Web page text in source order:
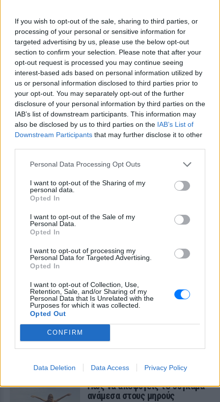
If you wish to opt-out of the sale, sharing to third parties, or
processing of your personal or sensitive information for
targeted advertising by us, please use the below opt-out
section to confirm your selection. Please note that after your
opt-out request is processed you may continue seeing
interest-based ads based on personal information utilized by
us or personal information disclosed to third parties prior to
your opt-out. You may separately opt-out of the further
disclosure of your personal information by third parties on the
IAB’s list of downstream participants. This information may
also be disclosed by us to third parties on the IAB’s List of
Downstream Participants that may further disclose it to other
Personal Data Processing Opt Outs
I want to opt-out of the Sharing of my
personal data.
Opted In
I want to opt-out of the Sale of my
Personal Data.
Opted In
I want to opt-out of processing my
Personal Data for Targeted Advertising.
Opted In
I want to opt-out of Collection, Use,
Retention, Sale, and/or Sharing of my
Personal Data that Is Unrelated with the
Purposes for which it was collected.
Opted Out
CONFIRM
Data Deletion Data Access Privacy Policy
ΔΙΑΦΗΜΙΣΗ
ΔΕΙΤΕ ΕΠΙΣΗΣ
ΣΤΗΝ ΙΔΙΑ ΚΑΤΗΓΟΡΙΑ
διατηρηθούν εκτός ψυγείου το
ΣΉΜΕΡΑ
Πώς να αποφύγεις το σύγκαμα
ανάμεσα στους μηρούς